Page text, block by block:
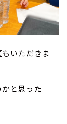
もいただきま
と思った